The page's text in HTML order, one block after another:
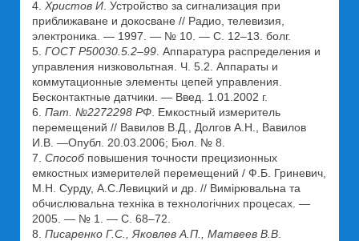
4. Христов И . Устройство за сигнализация при
приближаване и докосване // Радио, телевизия,
электроника. — 1997. — № 10. — С. 12–13. болг.
5. ГОСТ Р50030.5.2–99 . Аппаратура распределения и
управления низковольтная. Ч. 5.2. Аппараты и
коммутационные элементы цепей управления.
Бесконтактные датчики. — Введ. 1.01.2002 г.
6. Пат. №2272298 РФ . Емкостный измеритель
перемещений // Вавилов В.Д., Долгов А.Н., Вавилов
И.В. —Опубл. 20.03.2006; Бюл. № 8.
7. Способ повышения точности прецизионных
емкостных измерителей перемещений / Ф.Б. Гриневич,
М.Н. Сурду, А.С.Левицкий и др. // Вимірювальна та
обчислювальна техніка в технологічних процесах. —
2005. — № 1. — С. 68–72.
8. Писаренко Г.С., Яковлев А.П., Матвеев В.В